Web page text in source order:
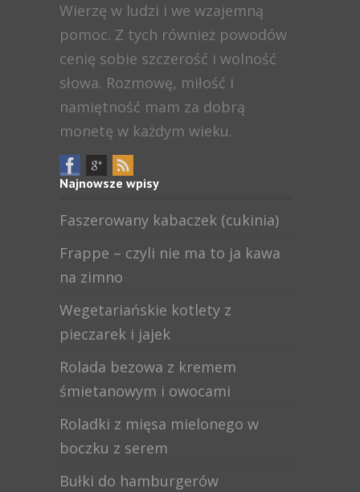
Wierzę w ludzi i we wzajemną
pomoc. Z tych również powodów
cenię sobie szczerość i wolność
słowa. Rozmowę, miłość i
namiętność mam za dobrą
monetę w każdym wieku.
Najnowsze wpisy
Faszerowany kabaczek (cukinia)
Frappe – czyli nie ma to ja kawa
na zimno
Wegetariańskie kotlety z
pieczarek i jajek
Rolada bezowa z kremem
śmietanowym i owocami
Roladki z mięsa mielonego w
boczku z serem
Bułki do hamburgerów